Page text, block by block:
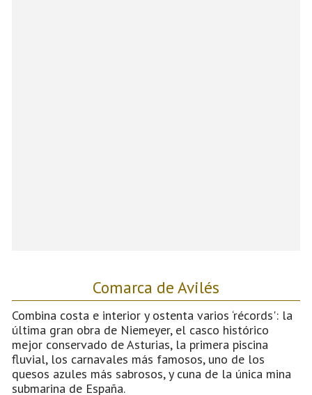
Comarca de Avilés
Combina costa e interior y ostenta varios ‘récords': la
última gran obra de Niemeyer, el casco histórico
mejor conservado de Asturias, la primera piscina
fluvial, los carnavales más famosos, uno de los
quesos azules más sabrosos, y cuna de la única mina
submarina de España.